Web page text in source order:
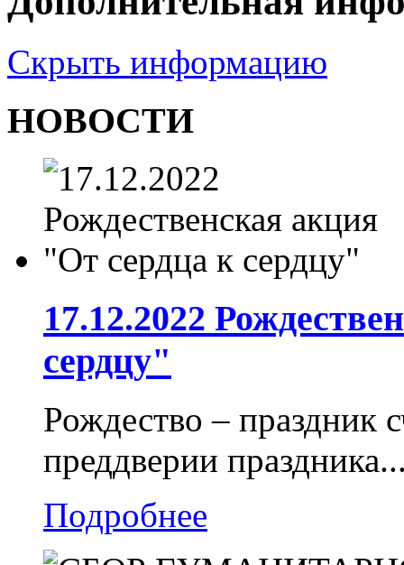
Скрыть информацию
НОВОСТИ
17.12.2022
сердцу"
Рождество – праздник
преддверии
Подробнее